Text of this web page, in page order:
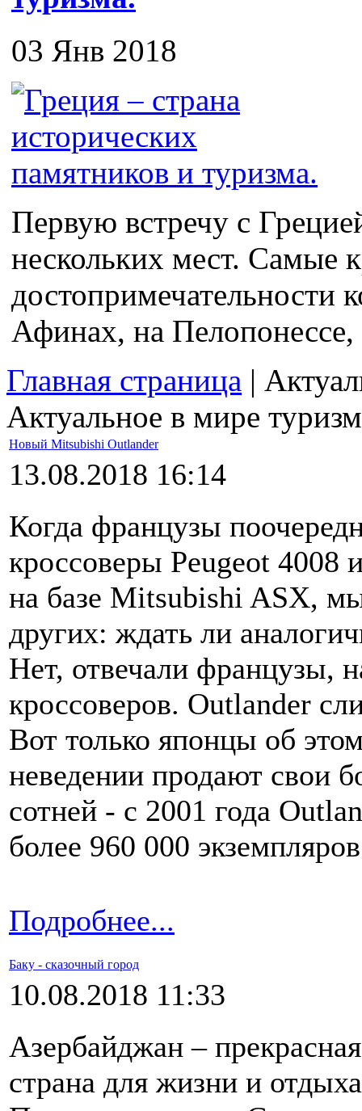
03 Янв 2018
Первую встречу с
нескольких мест. Самые
достопримечательности
Афинах, на
Главная страница |
Актуальное в мире
Новый Mitsubishi Outlander
13.08.2018 16:14
Когда французы
кроссоверы Peugeot 4008
на базе Mitsubishi ASX,
других: ждать ли
Нет, отвечали французы,
кроссоверов. Outlander
Вот только японцы об
неведении продают свои
сотней - с 2001 года
более 960 000
Подробнее...
Баку - сказочный город
10.08.2018 11:33
Азербайджан – прекрасная
страна для жизни и